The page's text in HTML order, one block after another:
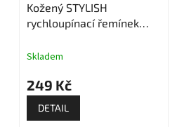
Kožený STYLISH
rychloupínací řemínek
Skladem
249 Kč
DETAIL